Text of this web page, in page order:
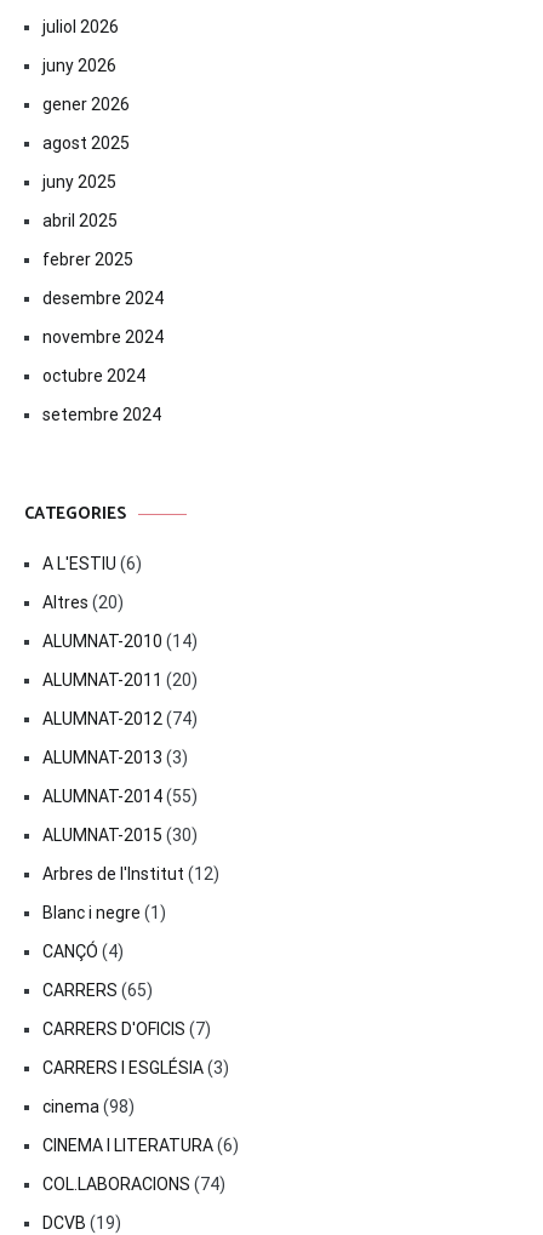
juliol 2026
juny 2026
gener 2026
agost 2025
juny 2025
abril 2025
febrer 2025
desembre 2024
novembre 2024
octubre 2024
setembre 2024
CATEGORIES
A L'ESTIU (6)
Altres (20)
ALUMNAT-2010 (14)
ALUMNAT-2011 (20)
ALUMNAT-2012 (74)
ALUMNAT-2013 (3)
ALUMNAT-2014(55)
ALUMNAT-2015 (30)
Arbres de l'Institut (12)
Blanc i negre (1)
CANÇÓ (4)
CARRERS (65)
CARRERS D'OFICIS (7)
CARRERS I ESGLÉSIA(3)
cinema (98)
CINEMA I LITERATURA(6)
COL.LABORACIONS (74)
DCVB (19)